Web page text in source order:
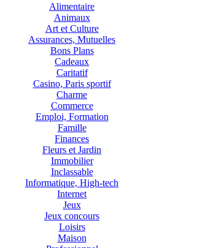
Alimentaire
Animaux
Art et Culture
Assurances, Mutuelles
Bons Plans
Cadeaux
Caritatif
Casino, Paris sportif
Charme
Commerce
Emploi, Formation
Famille
Finances
Fleurs et Jardin
Immobilier
Inclassable
Informatique, High-tech
Internet
Jeux
Jeux concours
Loisirs
Maison